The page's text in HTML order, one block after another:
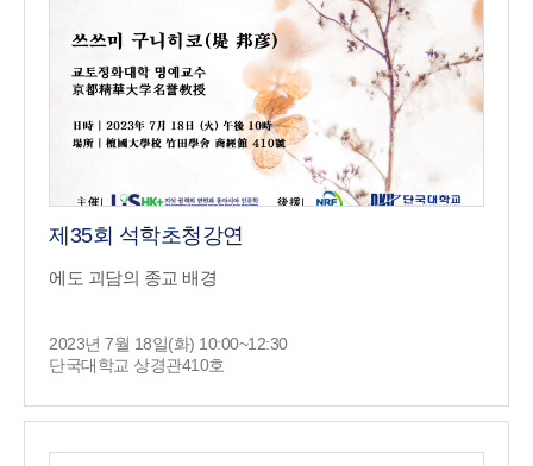
제35회 석학초청강연
에도 괴담의 종교 배경
2023년 7월 18일(화) 10:00~12:30
단국대학교 상경관410호